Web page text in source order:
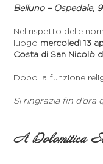
Belluno – Ospedale,
Nel rispetto delle
luogo mercoledì 13
Costa di San Nicolò
Dopo la funzione
Si ringrazia fin d’ora
A Dolomitica